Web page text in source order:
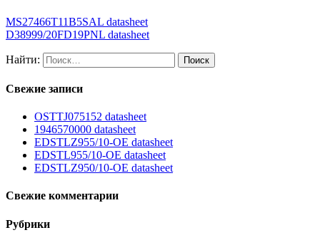
MS27466T11B5SAL datasheet
D38999/20FD19PNL datasheet
Найти:
Свежие записи
OSTTJ075152 datasheet
1946570000 datasheet
EDSTLZ955/10-OE datasheet
EDSTL955/10-OE datasheet
EDSTLZ950/10-OE datasheet
Свежие комментарии
Рубрики